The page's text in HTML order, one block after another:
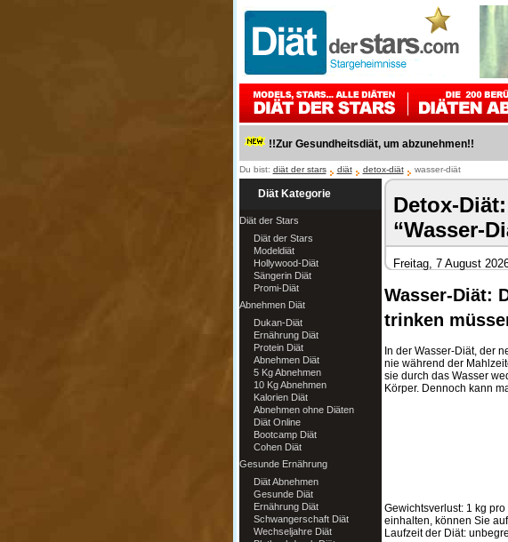
!!Zur Gesundheitsdiät, um abzunehmen!!
Du bist: diät der stars diät detox-diät wasser-diät
Diät Kategorie
Diät der Stars
Diät der Stars
Modeldiät
Hollywood-Diät
Sängerin Diät
Promi-Diät
Abnehmen Diät
Dukan-Diät
Ernährung Diät
Protein Diät
Abnehmen Diät
5 Kg Abnehmen
10 Kg Abnehmen
Kalorien Diät
Abnehmen ohne Diäten
Diät Online
Bootcamp Diät
Cohen Diät
Gesunde Ernährung
Diät Abnehmen
Gesunde Diät
Ernährung Diät
Schwangerschaft Diät
Wechseljahre Diät
Detox-Diät:
“Wasser-
Freitag, 7 August
Wasser-Diät:
trinken
In der Wasser-Diät, der
nie während der
sie durch das Wasser
Körper. Dennoch kann
Gewichtsverlust: 1 kg
einhalten, können Sie
Laufzeit der Diät: